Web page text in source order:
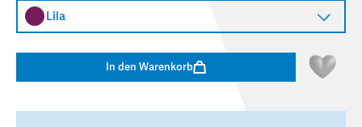
Lila
In den Warenkorb